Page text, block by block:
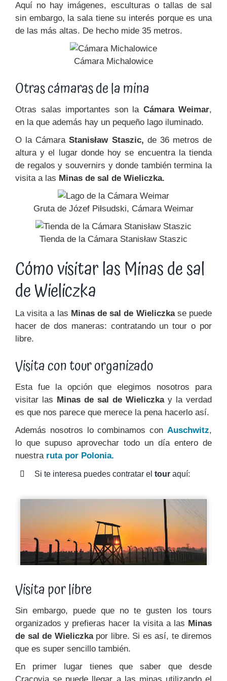
Aquí no hay imágenes, esculturas o tallas de sal
sin embargo, la sala tiene su interés porque es una
de las más altas. De hecho mide 35 metros.
Cámara Michalowice
Otras cámaras de la mina
Otras salas importantes son la Cámara Weimar,
en la que además hay un pequeño lago iluminado.
O la CámaraStanisław Staszic, de 36 metros de
altura y el lugar donde hoy se encuentra la tienda
de regalos y souvernirs y donde también termina la
visita a las Minas de sal de Wieliczka.
Gruta de Józef Piłsudski, Cámara Weimar
Tienda de la Cámara Stanisław Staszic
Cómo visitar las Minas de sal
de Wieliczka
La visita a las Minas de sal de Wieliczkase puede
hacer de dos maneras: contratando un tour o por
libre.
Visita con tour organizado
Esta fue la opción que elegimos nosotros para
visitar las Minas de sal de Wieliczkay la verdad
es que nos parece que merece la pena hacerlo así.
Además nosotros lo combinamos con Auschwitz,
lo que supuso aprovechar todo un día entero de
nuestra ruta por Polonia.
Si te interesa puedes contratar eltour aquí:
Visita por libre
Sin embargo, puede que no te gusten los tours
organizados y prefieras hacer la visita a las Minas
de sal de Wieliczkapor libre. Si es así, te diremos
que es super sencillo también.
En primer lugar tienes que saber que desde
Cracovia se puede llegar a las minas utilizando el